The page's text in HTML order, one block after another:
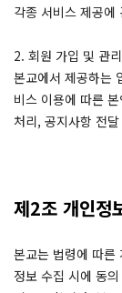
각종 서비스 제공에
2. 회원 가입 및 관리
본교에서 제공하는
비스 이용에 따른
처리, 공지사항 전
제2조 개인정
본교는 법령에 따른
정보 수집 시에 동